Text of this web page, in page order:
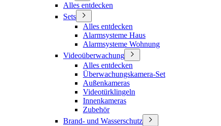
Alles entdecken
Sets
Alles entdecken
Alarmsysteme Haus
Alarmsysteme Wohnung
Videoüberwachung
Alles entdecken
Überwachungskamera-Set
Außenkameras
Videotürklingeln
Innenkameras
Zubehör
Brand- und Wasserschutz